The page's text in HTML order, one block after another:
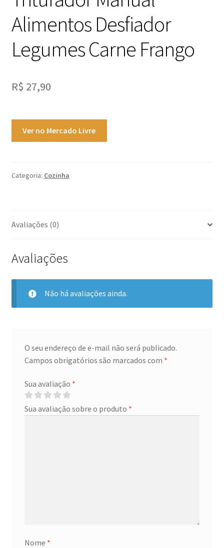
Alimentos Desfiador
Legumes Carne Frango
R$ 27,90
Ver no Mercado Livre
Categoria: Cozinha
Avaliações (0)
Avaliações
Não há avaliações ainda.
O seu endereço de e-mail não será publicado.
Campos obrigatórios são marcados com *
Sua avaliação *
Sua avaliação sobre o produto *
Nome *